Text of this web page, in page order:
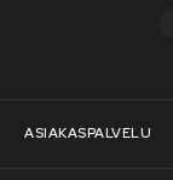
ASIAKASPALVELU